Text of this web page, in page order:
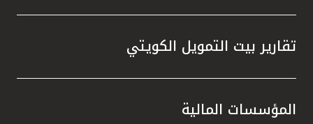
تقارير بيت التمويل الكويتي
المؤسسات المالية